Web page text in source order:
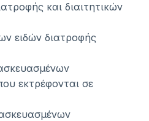
και διαιτητικών
ειδών διατροφής
εκτρέφονται σε